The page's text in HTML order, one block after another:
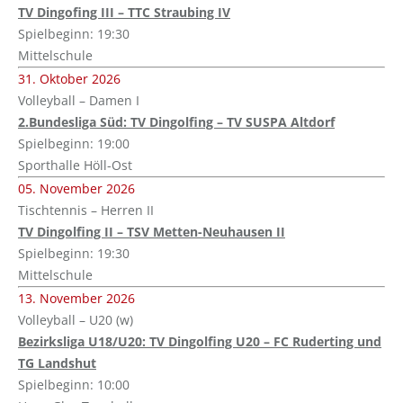
TV Dingofing III – TTC Straubing IV
Spielbeginn: 19:30
Mittelschule
31. Oktober 2026
Volleyball – Damen I
2.Bundesliga Süd: TV Dingolfing – TV SUSPA Altdorf
Spielbeginn: 19:00
Sporthalle Höll-Ost
05. November 2026
Tischtennis – Herren II
TV Dingolfing II – TSV Metten-Neuhausen II
Spielbeginn: 19:30
Mittelschule
13. November 2026
Volleyball – U20 (w)
Bezirksliga U18/U20: TV Dingolfing U20 – FC Ruderting und
TG Landshut
Spielbeginn: 10:00